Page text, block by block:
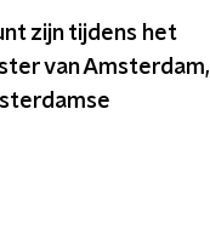
zijn tijdens het
van Amsterdam,